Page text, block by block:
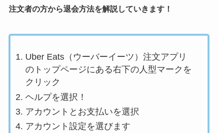
注文者の方から退会方法を解説していきます！
Uber Eats（ウーバーイーツ）注文アプリ
のトップページにある右下の人型マークを
クリック
ヘルプを選択！
アカウントとお支払いを選択
アカウント設定を選びます